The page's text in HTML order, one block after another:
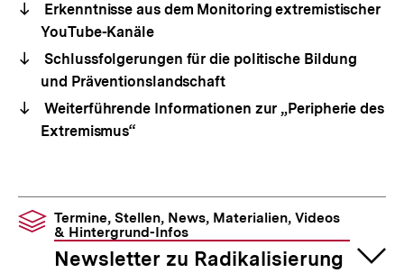
Erkenntnisse aus dem Monitoring extremistischer
YouTube-Kanäle
Schlussfolgerungen für die politische Bildung
und Präventionslandschaft
Weiterführende Informationen zur „Peripherie des
Extremismus“
Termine, Stellen, News, Materialien, Videos
& Hintergrund-Infos
Newsletter zu Radikalisierung